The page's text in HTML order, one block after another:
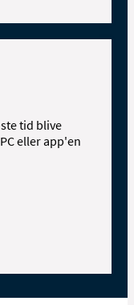
tid blive
eller app'en